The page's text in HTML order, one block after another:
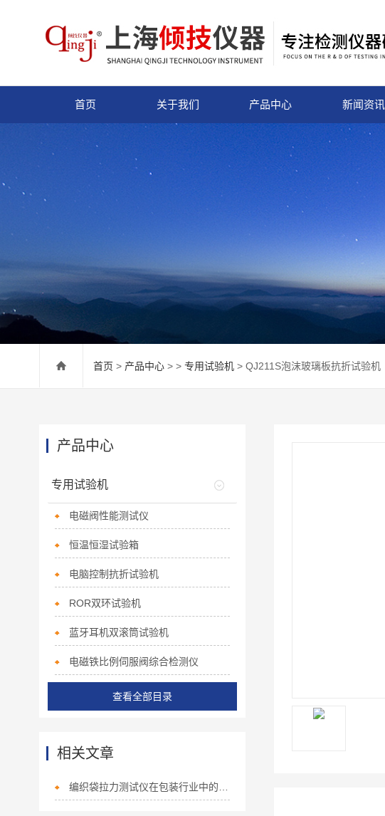
首页 关于我们 产品中心 新闻资讯
首页 > 产品中心 > > 专用试验机 > QJ211S泡沫玻璃板抗折试验机
产品中心
专用试验机
电磁阀性能测试仪
恒温恒湿试验箱
电脑控制抗折试验机
ROR双环试验机
蓝牙耳机双滚筒试验机
电磁铁比例伺服阀综合检测仪
查看全部目录
相关文章